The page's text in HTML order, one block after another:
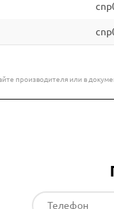
производителя или в